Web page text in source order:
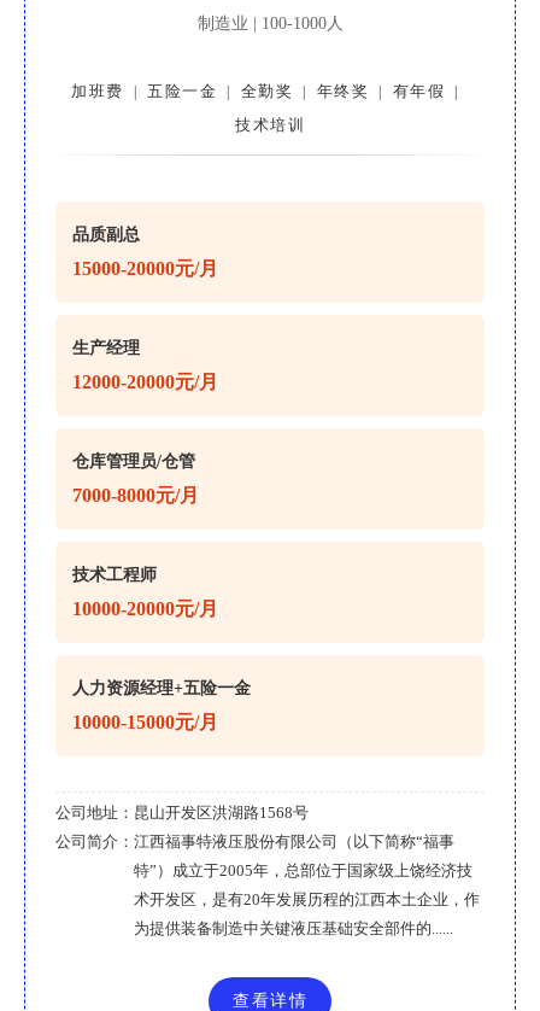
制造业 | 100-1000人
加班费 | 五险一金 | 全勤奖 | 年终奖 | 有年假 |
技术培训
品质副总
15000-20000元/月
生产经理
12000-20000元/月
仓库管理员/仓管
7000-8000元/月
技术工程师
10000-20000元/月
人力资源经理+五险一金
10000-15000元/月
公司地址： 昆山开发区洪湖路1568号
公司简介： 江西福事特液压股份有限公司（以下简称“福事
特”）成立于2005年，总部位于国家级上饶经济技
术开发区，是有20年发展历程的江西本土企业，作
为提供装备制造中关键液压基础安全部件的......
查看详情